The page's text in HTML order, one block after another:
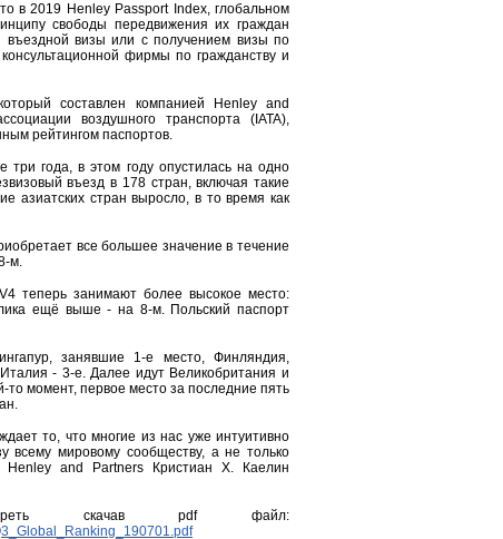
в 2019 Henley Passport Index, глобальном
свободы передвижения их граждан
въездной визы или с получением визы по
фирмы по гражданству и
составлен компанией Henley and
воздушного транспорта (IATA),
рейтингом паспортов.
года, в этом году опустилась на одно
въезд в 178 стран, включая такие
азиатских стран выросло, в то время как
все большее значение в течение
м.
теперь занимают более высокое место:
ещё выше - на 8-м. Польский паспорт
занявшие 1-е место, Финляндия,
- 3-е. Далее идут Великобритания и
момент, первое место за последние пять
то, что многие из нас уже интуитивно
всему мировому сообществу, а не только
and Partners Кристиан Х. Каелин
скачав pdf файл: